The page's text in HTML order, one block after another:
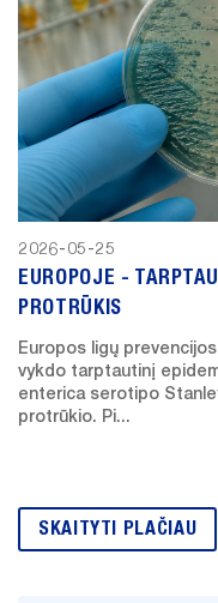
2026-05-25
EUROPOJE -
PROTRŪKIS
Europos ligų
vykdo tarptautinį
enterica serotipo
protrūkio. Pi...
SKAITYTI PLAČIAU